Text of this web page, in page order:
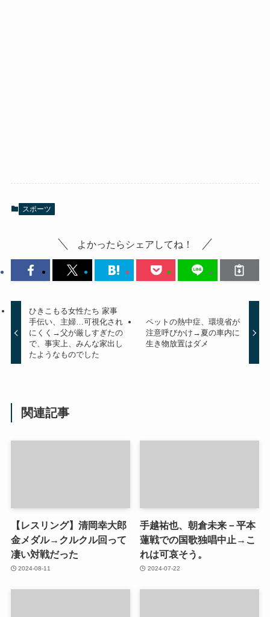
スポーツ
よかったらシェアしてね！
ひきこもる女性たち 家事
手伝い、主婦…可視化され
にくく→父が厳しすぎたの
で、事実上、みんな家出し
たようなものでした
ペットの熱中症、環境省が
注意呼びかけ→夏の車内に
生き物放置はダメ
関連記事
【レスリング】清岡幸大郎
金メダル→クルクル回って
凄い対戦だった
2024-08-11
手越祐也、朝倉未来－平本
蓮戦での国歌独唱中止→こ
れは可哀そう。
2024-07-22